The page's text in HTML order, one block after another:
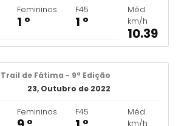
Femininos
1 º
F45
1 º
Méd.
km/h
10.39
Trail de Fátima - 9ª Edição
23, Outubro de 2022
Femininos F45
Méd.
km/h